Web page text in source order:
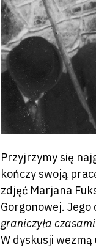
Przyjrzymy się
kończy swoją
zdjęć Marjana
Gorgonowej.
graniczyła
W dyskusji